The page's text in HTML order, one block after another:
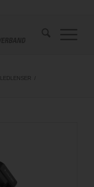
LEDLENSER
/